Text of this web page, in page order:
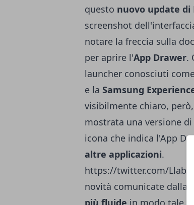
questo nuovo update di
screenshot
notare la freccia sulla
per aprire l'App Drawer.
launcher conosciuti
e la Samsung
visibilmente chiaro,
mostrata una versione
icona che indica l'App
altre applicazioni.
https://twitter.com/
novità comunicate dalla